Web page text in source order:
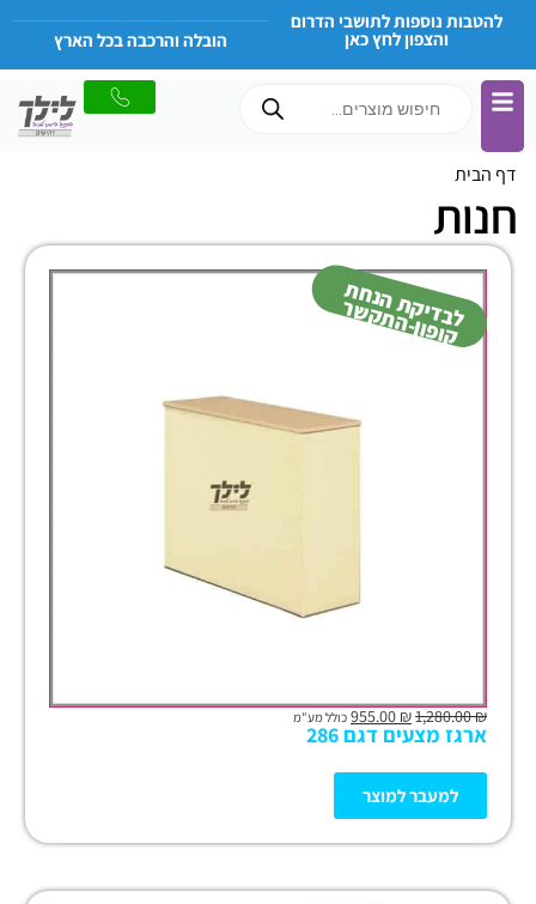
להטבות נוספות לתושבי הדרום
והצפון לחץ כאן הובלה והרכבה בכל הארץ
דף הבית
חנות
ל
ב
די
ק
ת
הנ
ח
ת
קו
פון-
ה
ת
ק
ש
ר
₪
1,280.00
₪ כולל מע"מ
ארגז מצעים דגם 286
למעבר למוצר